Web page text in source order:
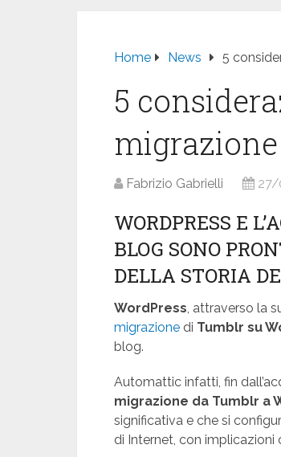
Home News 5
5
Fabrizio Gabrielli
WORDPRESS E
BLOG SONO
DELLA STORIA
WordPress , attraverso la
migrazione di Tumblr su
blog.
Automattic infatti, fin
migrazione da Tumblr a
significativa e che si
di Internet, con implicazioni